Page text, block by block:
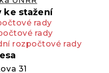
ke stažení
rady
rady
rozpočtové rady
31